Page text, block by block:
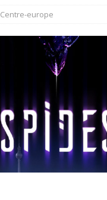
Centre-europe